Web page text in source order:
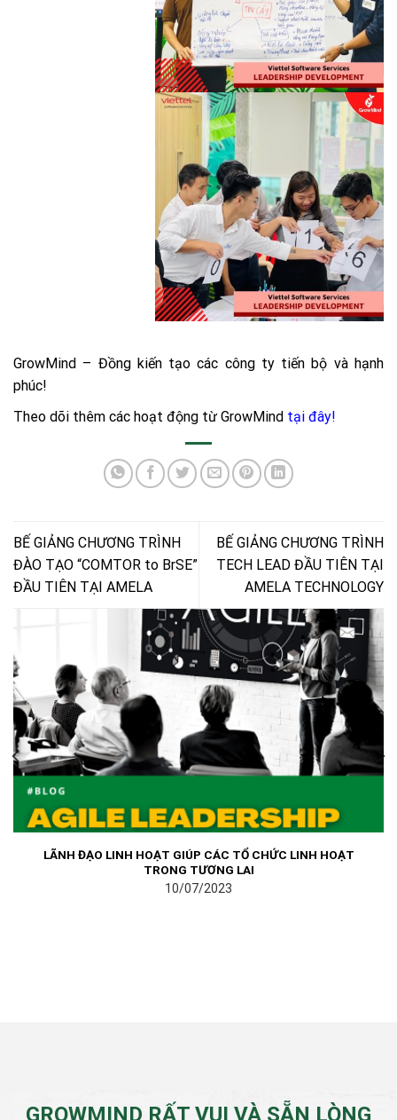
GrowMind – Đồng kiến tạo các công ty tiến bộ và hạnh
phúc!
Theo dõi thêm các hoạt động từ GrowMind tại đây!
BẾ GIẢNG CHƯƠNG TRÌNH
ĐÀO TẠO “COMTOR to BrSE”
ĐẦU TIÊN TẠI AMELA
BẾ GIẢNG CHƯƠNG TRÌNH
TECH LEAD ĐẦU TIÊN TẠI
AMELA TECHNOLOGY
LÃNH ĐẠO LINH HOẠT GIÚP CÁC TỔ CHỨC LINH HOẠT
TRONG TƯƠNG LAI
10/07/2023
GROWMIND RẤT VUI VÀ SẴN LÒNG